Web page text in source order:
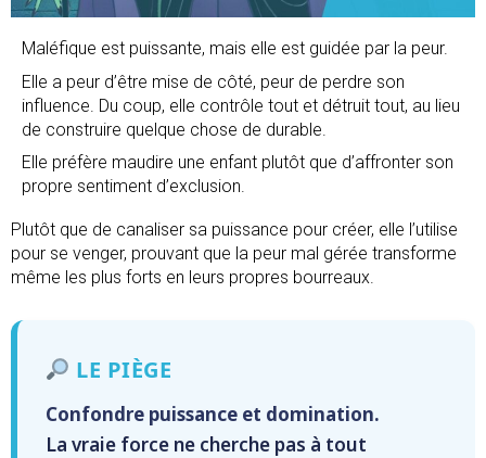
Maléfique est puissante, mais elle est guidée par la peur.
Elle a peur d’être mise de côté, peur de perdre son
influence. Du coup, elle contrôle tout et détruit tout, au lieu
de construire quelque chose de durable.
Elle préfère maudire une enfant plutôt que d’affronter son
propre sentiment d’exclusion.
Plutôt que de canaliser sa puissance pour créer, elle l’utilise
pour se venger, prouvant que la peur mal gérée transforme
même les plus forts en leurs propres bourreaux.
LE PIÈGE
Confondre puissance et domination.
La vraie force ne cherche pas à tout